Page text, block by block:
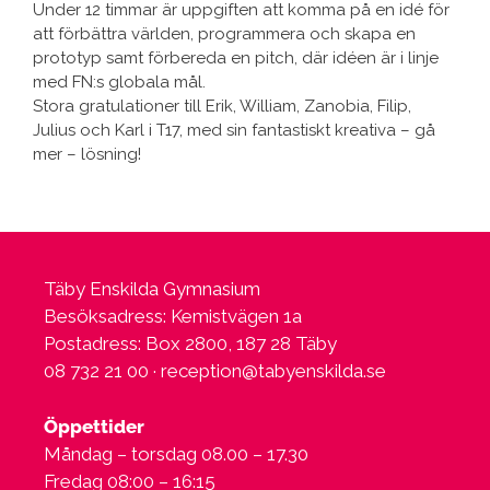
Under 12 timmar är uppgiften att komma på en idé för
att förbättra världen, programmera och skapa en
prototyp samt förbereda en pitch, där idéen är i linje
med FN:s globala mål.
Stora gratulationer till Erik, William, Zanobia, Filip,
Julius och Karl i T17, med sin fantastiskt kreativa – gå
mer – lösning!
Täby Enskilda Gymnasium
Besöksadress: Kemistvägen 1a
Postadress: Box 2800, 187 28 Täby
08 732 21 00 · reception@tabyenskilda.se
Öppettider
Måndag – torsdag 08.00 – 17.30
Fredag 08:00 – 16:15